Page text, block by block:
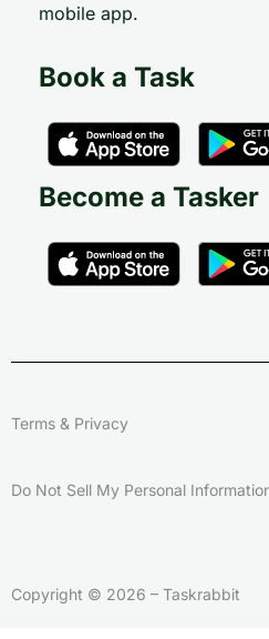
mobile app.
Book a Task
Become a Tasker
Terms & Privacy
Do Not Sell My Personal
Copyright © 2026 – Taskrabbit